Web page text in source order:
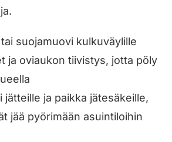
suojamuovi kulkuväylille
ja oviaukon tiivistys, jotta pöly
jätteille ja paikka jätesäkeille,
jää pyörimään asuintiloihin